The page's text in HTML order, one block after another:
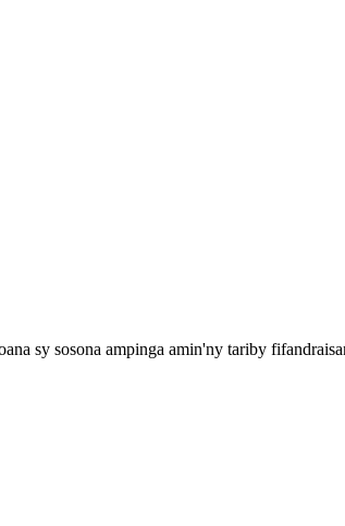
sy sosona ampinga amin'ny tariby